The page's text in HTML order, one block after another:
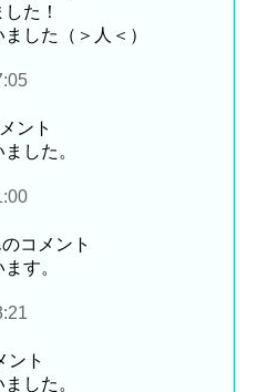
た！
した（＞人＜）
ント
した。
コメント
す。
ント
した。